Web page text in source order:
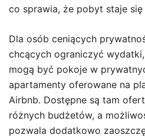
co sprawia, że pobyt staje
Dla osób ceniących
chcących ograniczyć
mogą być pokoje w
apartamenty oferowane na
Airbnb. Dostępne są tam
różnych budżetów, a
pozwala dodatkowo